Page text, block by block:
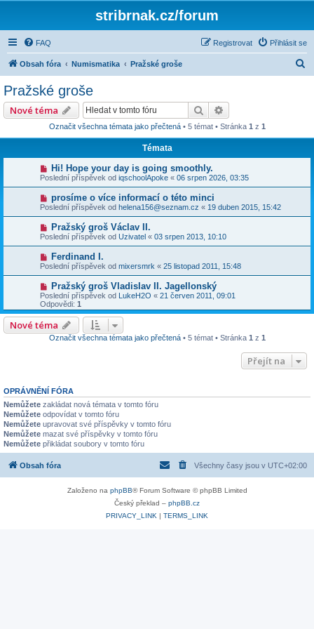
stribrnak.cz/forum
FAQ Přihlásit se
Registrovat
Obsah fóra Numismatika Pražské groše
Pražské groše
Nové téma Hledat
Označit všechna témata jako přečtená• 5 témat • Stránka 1 z 1
Témata
Hi! Hope your day is going smoothly.
Poslední příspěvek od iqschoolApoke « 06 srpen 2026, 03:35
prosíme o více informací o této minci
Poslední příspěvek od helena156@seznam.cz « 19 duben 2015, 15:42
Pražský groš Václav II.
Poslední příspěvek od Uzivatel « 03 srpen 2013, 10:10
Ferdinand I.
Poslední příspěvek od mixersmrk « 25 listopad 2011, 15:48
Pražský groš Vladislav II. Jagellonský
Poslední příspěvek od LukeH2O « 21 červen 2011, 09:01
Odpovědi: 1
Nové téma
Označit všechna témata jako přečtená• 5 témat • Stránka 1 z 1
Přejít na
OPRÁVNĚNÍ FÓRA
Nemůžete zakládat nová témata v tomto fóru
Nemůžete odpovídat v tomto fóru
Nemůžete upravovat své příspěvky v tomto fóru
Nemůžete mazat své příspěvky v tomto fóru
Nemůžete přikládat soubory v tomto fóru
Obsah fóra Všechny časy jsou v UTC+02:00
Založeno na phpBB® Forum Software © phpBB Limited
Český překlad – phpBB.cz
PRIVACY_LINK | TERMS_LINK